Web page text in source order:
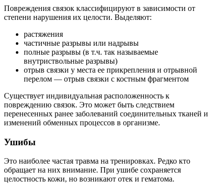
Повреждения связок классифицируют в зависимости от
степени нарушения их целости. Выделяют:
растяжения
частичные разрывы или надрывы
полные разрывы (в т.ч. так называемые
внутриствольные разрывы)
отрыв связки у места ее прикрепления и отрывной
перелом — отрыв связки с костным фрагментом
Существует индивидуальная расположенность к
повреждению связок. Это может быть следствием
перенесенных ранее заболеваний соединительных тканей и
изменений обменных процессов в организме.
Ушибы
Это наиболее частая травма на тренировках. Редко кто
обращает на них внимание. При ушибе сохраняется
целостность кожи, но возникают отек и гематома.